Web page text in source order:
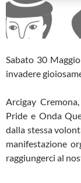
Sabato 30
invadere
Arcigay
Pride e Onda
dalla stessa
manifestazione
raggiungerci al